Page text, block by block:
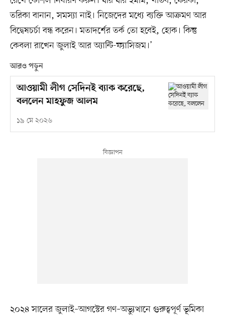
তরিকা বানান, সমস্যা নাই। নিজেদের মধ্যে ব্যক্তি আক্রমণ আর
বিদ্বেষচর্চা বন্ধ করেন। মতাদর্শের তর্ক তো হবেই, হোক। কিন্তু
কেবলা রাখেন জুলাই আর অ্যান্টি-ফ্যাসিজম।’
আরও পড়ুন
আওয়ামী লীগ সেদিনই ব্যাক করেছে,
বললেন মাহফুজ আলম
১৯ মে ২০২৬
২০২৪ সালের জুলাই–আগস্টের গণ–অভ্যুত্থানে গুরুত্বপূর্ণ ভূমিকা